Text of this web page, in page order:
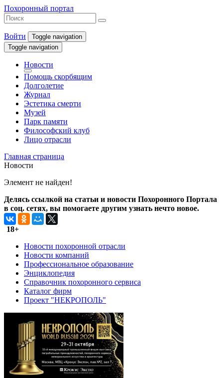
Похоронный портал
Войти
Toggle navigation
Toggle navigation
Новости
Помощь скорбящим
Долголетие
Журнал
Эстетика смерти
Музей
Парк памяти
Философский клуб
Лицо отрасли
Главная страница
Новости
Элемент не найден!
Делясь ссылкой на статьи и новости Похоронного Портала
в соц. сетях, вы помогаете другим узнать нечто новое.
18+
Новости похоронной отрасли
Новости компаний
Профессиональное образование
Энциклопедия
Справочник похоронного сервиса
Каталог фирм
Проект "НЕКРОПОЛЬ"